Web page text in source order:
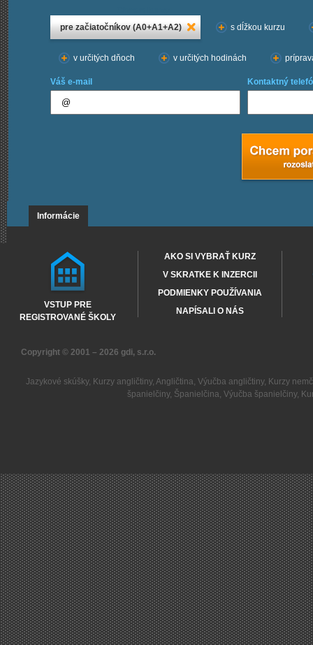
pre začiatočníkov (A0+A1+A2)
s dĺžkou kurzu
v určitých dňoch v určitých hodinách
Váš e-mail Kontaktný
Informácie
VSTUP PRE
REGISTROVANÉ ŠKOLY
AKO SI VYBRAŤ KURZ
V SKRATKE K INZERCII
PODMIENKY POUŽÍVANIA
NAPÍSALI O NÁS
Copyright © 2001 – 2026 gdi, s.r.o.
Jazykové skúšky, Kurzy angličtiny, Angličtina, Výučba angličtiny, Kurzy
španielčiny, Španielčina, Výučba španielčiny,